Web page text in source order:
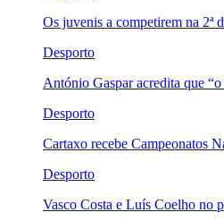
Os juvenis a competirem na
Desporto
António Gaspar acredita que
Desporto
Cartaxo recebe Campeonatos
Desporto
Vasco Costa e Luís Coelho no